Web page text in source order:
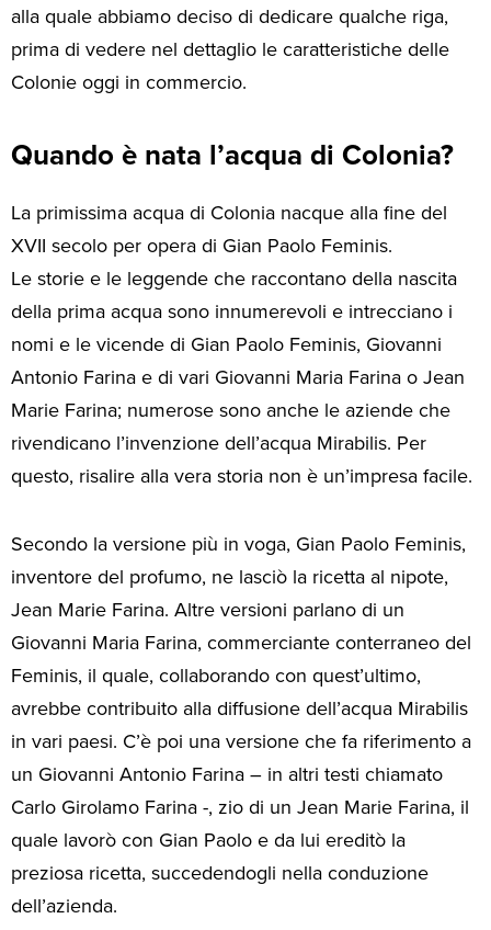
alla quale abbiamo deciso di dedicare qualche riga,
prima di vedere nel dettaglio le caratteristiche delle
Colonie oggi in commercio.
Quando è nata l’acqua di Colonia?
La primissima acqua di Colonia nacque alla fine del
XVII secolo per opera di Gian Paolo Feminis.
Le storie e le leggende che raccontano della nascita
della prima acqua sono innumerevoli e intrecciano i
nomi e le vicende di Gian Paolo Feminis, Giovanni
Antonio Farina e di vari Giovanni Maria Farina o Jean
Marie Farina; numerose sono anche le aziende che
rivendicano l’invenzione dell’acqua Mirabilis. Per
questo, risalire alla vera storia non è un’impresa facile.
Secondo la versione più in voga, Gian Paolo Feminis,
inventore del profumo, ne lasciò la ricetta al nipote,
Jean Marie Farina. Altre versioni parlano di un
Giovanni Maria Farina, commerciante conterraneo del
Feminis, il quale, collaborando con quest’ultimo,
avrebbe contribuito alla diffusione dell’acqua Mirabilis
in vari paesi. C’è poi una versione che fa riferimento a
un Giovanni Antonio Farina – in altri testi chiamato
Carlo Girolamo Farina -, zio di un Jean Marie Farina, il
quale lavorò con Gian Paolo e da lui ereditò la
preziosa ricetta, succedendogli nella conduzione
dell’azienda.